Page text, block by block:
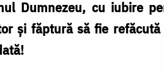
Dumnezeu, cu iubire
și făptură să fie